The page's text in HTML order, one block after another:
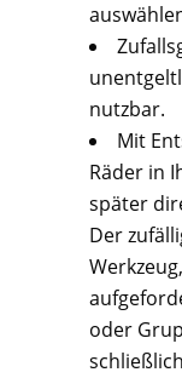
nutzbar.
Mit
Räder in
später
Der
oder